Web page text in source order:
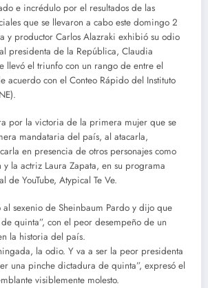
e incrédulo por el resultados de las
que se llevaron a cabo este domingo 2
y productor Carlos Alazraki exhibió su odio
presidenta de la República, Claudia
llevó el triunfo con un rango de entre el
acuerdo con el Conteo Rápido del Instituto
por la victoria de la primera mujer que se
mandataria del país, al atacarla,
en presencia de otros personajes como
la actriz Laura Zapata, en su programa
de YouTube, Atypical Te Ve.
sexenio de Sheinbaum Pardo y dijo que
quinta”, con el peor desempeño de un
la historia del país.
la odio. Y va a ser la peor presidenta
una pinche dictadura de quinta”, expresó el
visiblemente molesto.